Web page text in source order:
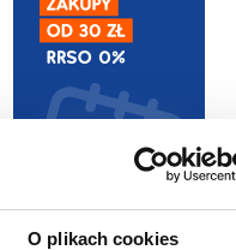
O plikach cookies